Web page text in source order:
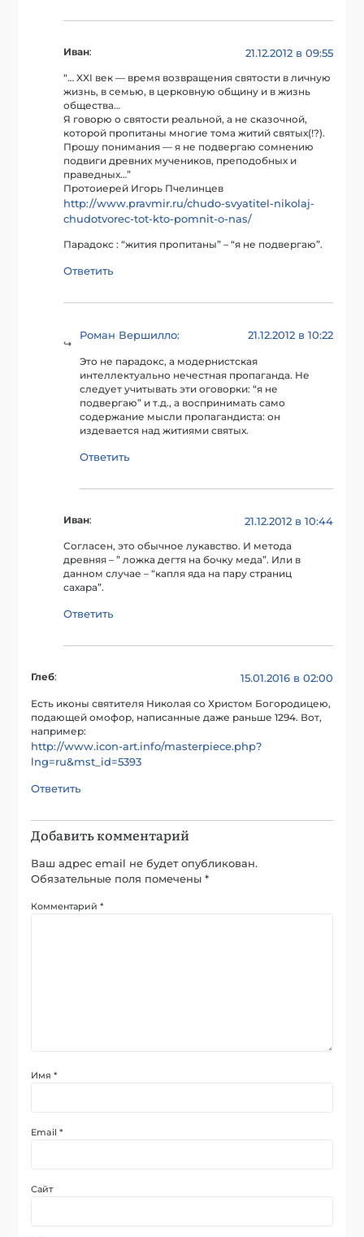
Иван: 21.12.2012 в 09:55
“… XXI век — время возвращения святости в личную
жизнь, в семью, в церковную общину и в жизнь
общества…
Я говорю о святости реальной, а не сказочной,
которой пропитаны многие тома житий святых(!?).
Прошу понимания — я не подвергаю сомнению
подвиги древних мучеников, преподобных и
праведных…”
Протоиерей Игорь Пчелинцев
http://www.pravmir.ru/chudo-svyatitel-nikolaj-
chudotvorec-tot-kto-pomnit-o-nas/
Парадокс : “жития пропитаны” – “я не подвергаю”.
Ответить
Роман Вершилло: 21.12.2012 в 10:22
Это не парадокс, а модернистская
интеллектуально нечестная пропаганда. Не
следует учитывать эти оговорки: “я не
подвергаю” и т.д., а воспринимать само
содержание мысли пропагандиста: он
издевается над житиями святых.
Ответить
Иван: 21.12.2012 в 10:44
Согласен, это обычное лукавство. И метода
древняя – ” ложка дегтя на бочку меда”. Или в
данном случае – “капля яда на пару страниц
сахара”.
Ответить
Глеб: 15.01.2016 в 02:00
Есть иконы святителя Николая со Христом Богородицею,
подающей омофор, написанные даже раньше 1294. Вот,
например:
http://www.icon-art.info/masterpiece.php?
lng=ru&mst_id=5393
Ответить
Добавить комментарий
Ваш адрес email не будет опубликован.
Обязательные поля помечены*
Комментарий*
Имя*
Email*
Сайт